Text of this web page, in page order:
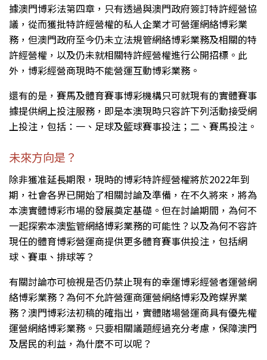
據澳門博彩法第四章，只有透過與澳門政府簽訂特許經營協
議，從而獲批特許經營權的私人企業才可營運網絡博彩業
務，但澳門政府至今仍未立法規管網絡博彩業務及相關的特
許經營權，以及仍未就相關特許經營權進行公開招標。此
外，博彩經營商現時不能營運互動博彩業務。
還有的是，賽馬及體育賽事博彩機構只可就現有的實體賽事
據提供網上投注服務，即是本澳現時只容許下列活動接受網
上投注，包括：一、足球及籃球賽事投注；二、賽馬投注。
未來方向是？
除非獲准延長期限，現時的博彩特許經營權將於2022年到
期，社會各界已開始了相關討論及準備，在不久將來，將為
本澳實體博彩市場的發展奠定基礎。但在討論期間，為何不
一起探索本澳監管網絡博彩業務的可能性？以及為何不容許
現任的體育博彩營運商提供更多體育賽事供投注，包括網
球、賽車、排球等？
有關討論亦可檢視是否仍禁止現有的幸運博彩經營者運營網
絡博彩業務？為何不允許營運商運營網絡博彩及跨媒界業
務？澳門博彩法初稿的確指出，實體賭場營運商具有優先權
運營網絡博彩業務。只要相關議題經過充分考慮，保障澳門
及居民的利益，為什麼不可以呢？